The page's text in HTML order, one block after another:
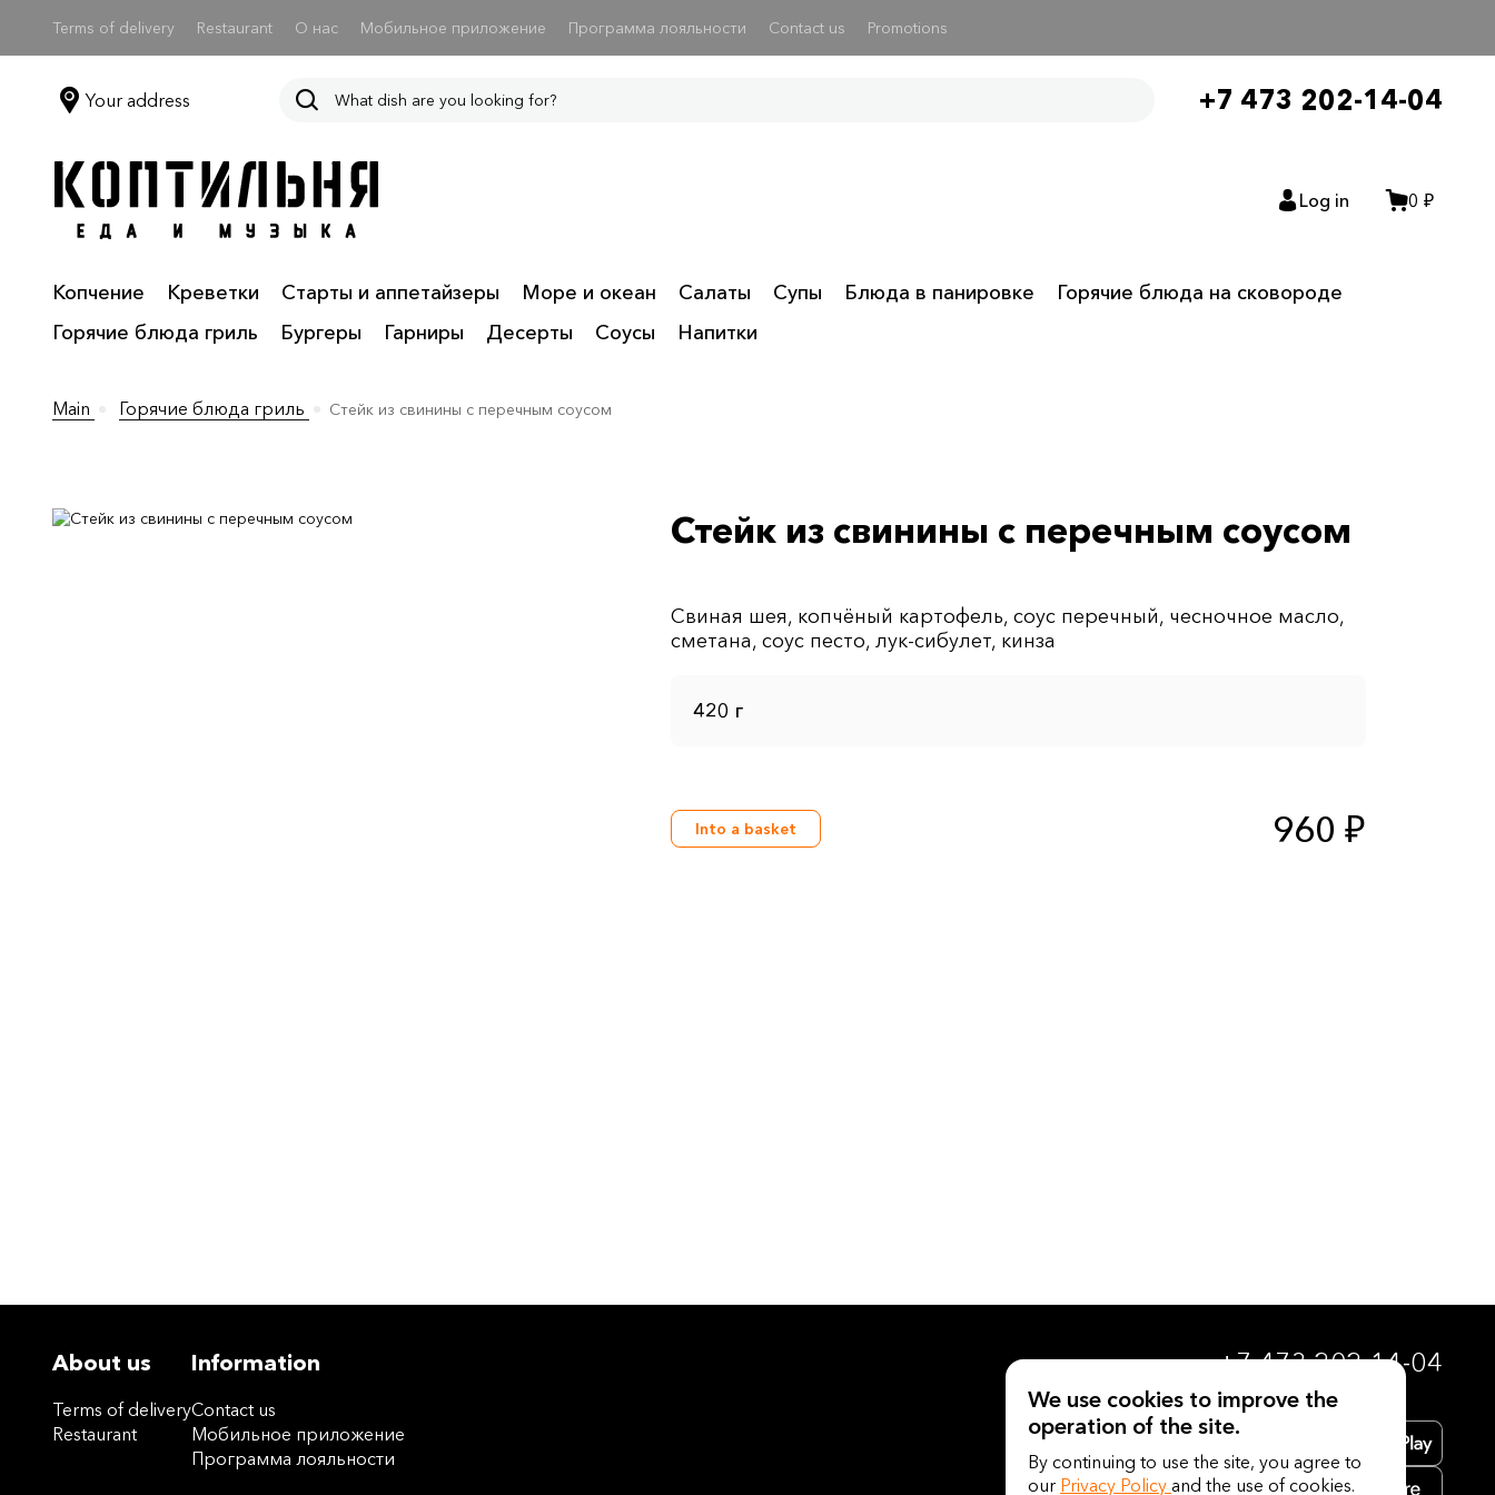
Terms of delivery Restaurant О нас Мобильное приложение Программа лояльности Contact us Promotions
Your address +7 473 202-14-04
Log in 0 ₽
Копчение Креветки Старты и аппетайзеры Море и океан Салаты Супы Блюда в панировке
Горячие блюда на сковороде
Горячие блюда гриль
Бургеры Гарниры Десерты Соусы Напитки
Main Горячие блюда гриль Стейк из свинины с перечным соусом
Стейк из свинины с перечным соусом
Свиная шея, копчёный картофель, соус перечный, чесночное масло,
420 г
Into a basket 960 ₽
About us
Terms of delivery
Restaurant
Information
Contact us
Мобильное приложение
Программа лояльности
+7 473 202-14-04
We use cookies to improve the
operation of the site.
By continuing to use the site, you agree to
our Privacy Policy and the use of cookies.